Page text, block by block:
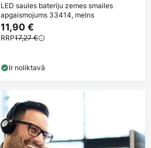
LED saules bateriju zemes smailes
apgaismojums 33414, melns
11,90 €
RRP17,27 €
Ir noliktavā